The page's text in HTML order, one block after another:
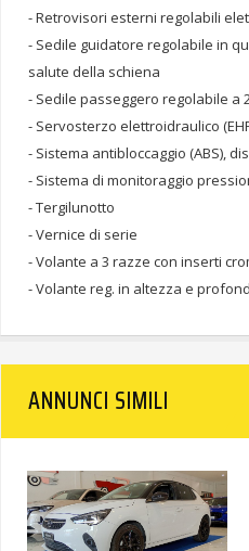
- Retrovisori esterni regolabili
- Sedile guidatore regolabile in
salute della schiena
- Sedile passeggero regolabile a
- Servosterzo elettroidraulico
- Sistema antibloccaggio (ABS),
- Sistema di monitoraggio
- Tergilunotto
- Vernice di serie
- Volante a 3 razze con inserti
- Volante reg. in altezza e
ANNUNCI SIMILI